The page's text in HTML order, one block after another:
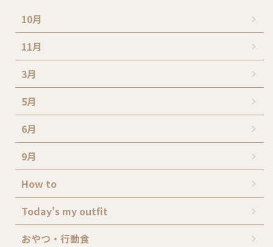
10月
11月
3月
5月
6月
9月
How to
Today's my outfit
おやつ・行動食